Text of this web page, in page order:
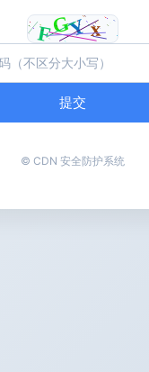
提交
© CDN 安全防护系统